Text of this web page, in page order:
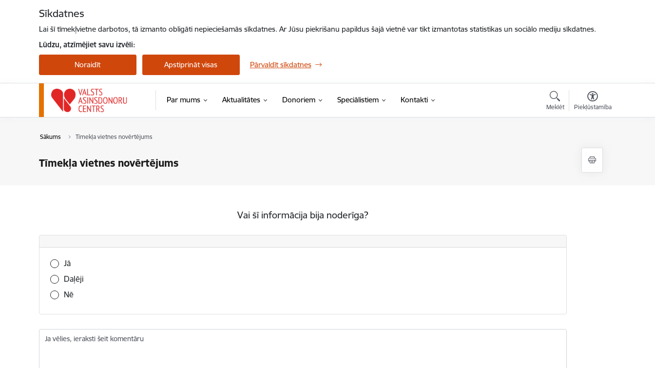
Sīkdatnes
Lai šī tīmekļvietne darbotos, tā izmanto obligāti nepieciešamās sīkdatnes. Ar Jūsu piekrišanu papildus šajā vietnē var tikt izmantotas statistikas un sociālo mediju sīkdatnes.
Lūdzu, atzīmējiet savu izvēli:
Noraidīt Apstiprināt visas Pārvaldīt sīkdatnes
Par mums Aktualitātes Donoriem Speciālistiem Kontakti
Meklēt Piekļūstamība
Sākums Tīmekļa vietnes novērtējums
Tīmekļa vietnes novērtējums
Vai šī informācija bija noderīga?
Vai šī informācija bija noderīga?
Jā
Daļēji
Nē
Ja vēlies, ieraksti šeit komentāru